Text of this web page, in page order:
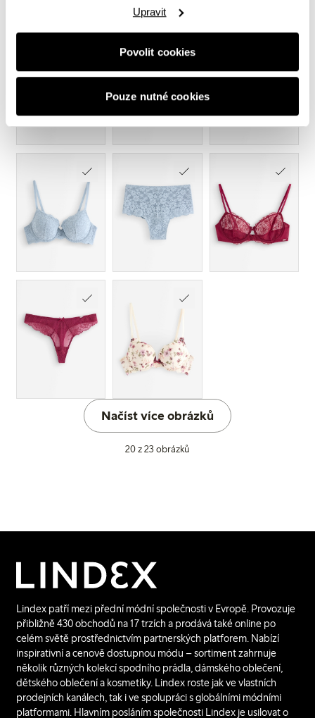
Povolit cookies
Upravit
Pouze nutné cookies
Načíst více obrázků
20 z 23 obrázků
Lindex patří mezi přední módní společnosti v Evropě. Provozuje
přibližně 430 obchodů na 17 trzích a prodává také online po
celém světě prostřednictvím partnerských platforem. Nabízí
inspirativní a cenově dostupnou módu – sortiment zahrnuje
několik různých kolekcí spodního prádla, dámského oblečení,
dětského oblečení a kosmetiky. Lindex roste jak ve vlastních
prodejních kanálech, tak i ve spolupráci s globálními módními
platformami. Hlavním posláním společnosti Lindex je usilovat o